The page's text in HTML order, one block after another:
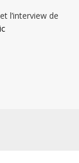
l’interview de